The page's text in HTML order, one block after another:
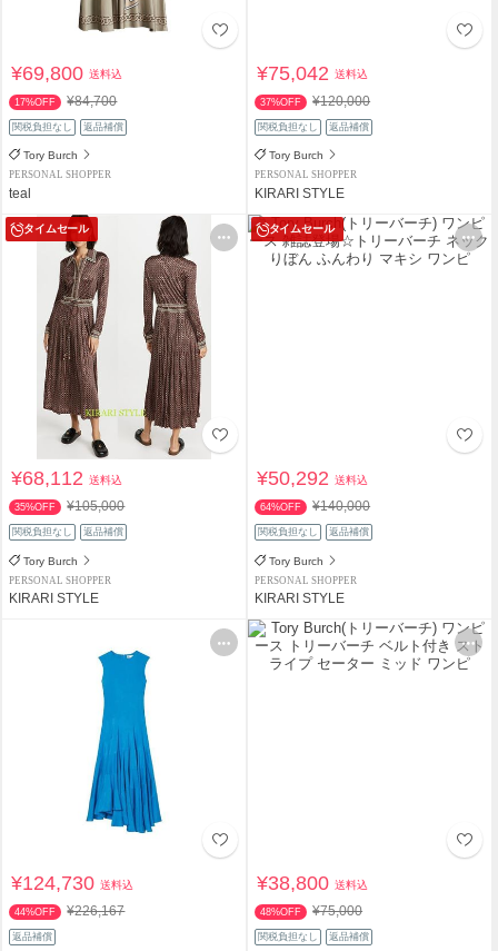
¥69,800送料込
17%OFF ¥84,700
関税負担なし 返品補償
Tory Burch
PERSONAL SHOPPER
teal
¥75,042送料込
37%OFF ¥120,000
関税負担なし 返品補償
Tory Burch
PERSONAL SHOPPER
KIRARI STYLE
タイムセール
¥68,112送料込
35%OFF ¥105,000
関税負担なし 返品補償
Tory Burch
PERSONAL SHOPPER
KIRARI STYLE
タイムセール
¥50,292送料込
64%OFF ¥140,000
関税負担なし 返品補償
Tory Burch
PERSONAL SHOPPER
KIRARI STYLE
¥124,730送料込
44%OFF ¥226,167
返品補償
¥38,800送料込
48%OFF ¥75,000
関税負担なし 返品補償